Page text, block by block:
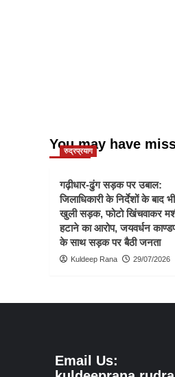
You may have
रुद्रप्रयाग
गढ़ीधार-ढुंग सड़क पर उबाल:
जिलाधिकारी के निर्देशों के बाद
खुली सड़क, फोटो खिंचवाकर
हटाने का आरोप, जयवर्धन
के साथ सड़क पर बैठी जनता
Kuldeep Rana 29/07/2026
Email Us: